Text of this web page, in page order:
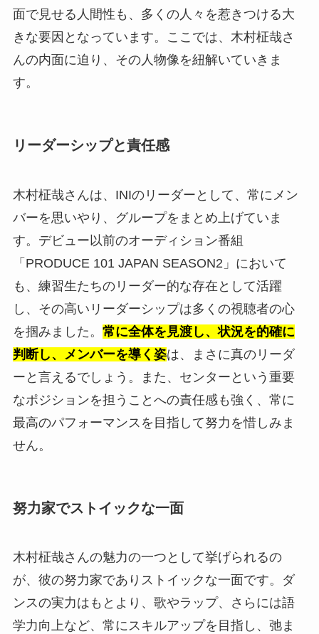
面で見せる人間性も、多くの人々を惹きつける大
きな要因となっています。ここでは、木村柾哉さ
んの内面に迫り、その人物像を紐解いていきま
す。
リーダーシップと責任感
木村柾哉さんは、INIのリーダーとして、常にメン
バーを思いやり、グループをまとめ上げていま
す。デビュー以前のオーディション番組
「PRODUCE 101 JAPAN SEASON2」において
も、練習生たちのリーダー的な存在として活躍
し、その高いリーダーシップは多くの視聴者の心
を掴みました。 常に全体を見渡し、状況を的確に
判断し、メンバーを導く姿は、まさに真のリーダ
ーと言えるでしょう。また、センターという重要
なポジションを担うことへの責任感も強く、常に
最高のパフォーマンスを目指して努力を惜しみま
せん。
努力家でストイックな一面
木村柾哉さんの魅力の一つとして挙げられるの
が、彼の努力家でありストイックな一面です。ダ
ンスの実力はもとより、歌やラップ、さらには語
学力向上など、常にスキルアップを目指し、弛ま